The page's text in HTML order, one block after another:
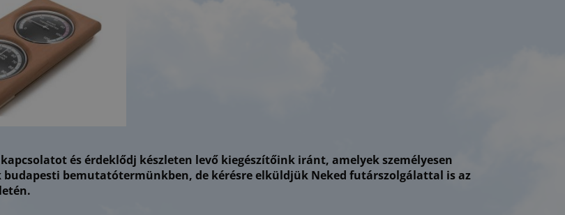
és érdeklődj készleten levő kiegészítőink iránt, amelyek személyesen
budapesti bemutatótermünkben, de kérésre elküldjük Neked futárszolgálattal is az